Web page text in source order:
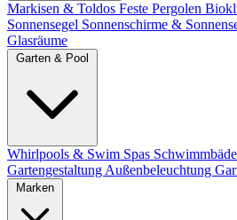
Markisen & Toldos Feste Pergolen
Sonnensegel Sonnenschirme &
Glasräume
Whirlpools & Swim Spas
Gartengestaltung Außenbeleuchtung